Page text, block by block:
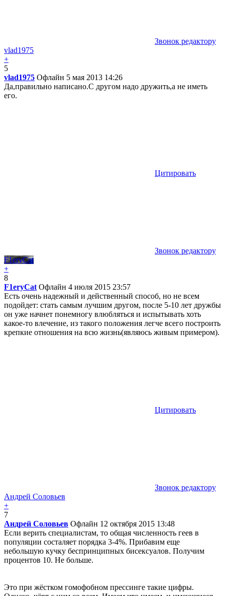
Звонок редактору
vlad1975
+
5
vlad1975 Офлайн 5 мая 2013 14:26
Да,правильно написано.С другом надо дружить,а не иметь
его.
Цитировать
Звонок редактору
F1eryCat
+
8
F1eryCat Офлайн 4 июля 2015 23:57
Есть очень надежный и действенный способ, но не всем
подойдет: стать самым лучшим другом, после 5-10 лет дружбы
он уже начнет понемногу влюбляться и испытывать хоть
какое-то влечение, из такого положения легче всего построить
крепкие отношения на всю жизнь(являюсь живым примером).
Цитировать
Звонок редактору
Андрей Соловьев
+
7
Андрей Соловьев Офлайн 12 октября 2015 13:48
Если верить специалистам, то общая численность геев в
популяции состаляет порядка 3-4%. Прибавим еще
небольшую кучку беспринципных бисексуалов. Получим
процентов 10. Не больше.
Это при жёстком гомофобном прессинге такие цифры.